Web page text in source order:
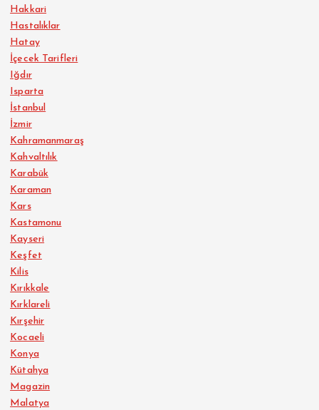
Hakkari
Hastalıklar
Hatay
İçecek Tarifleri
Iğdır
Isparta
İstanbul
İzmir
Kahramanmaraş
Kahvaltılık
Karabük
Karaman
Kars
Kastamonu
Kayseri
Keşfet
Kilis
Kırıkkale
Kırklareli
Kırşehir
Kocaeli
Konya
Kütahya
Magazin
Malatya